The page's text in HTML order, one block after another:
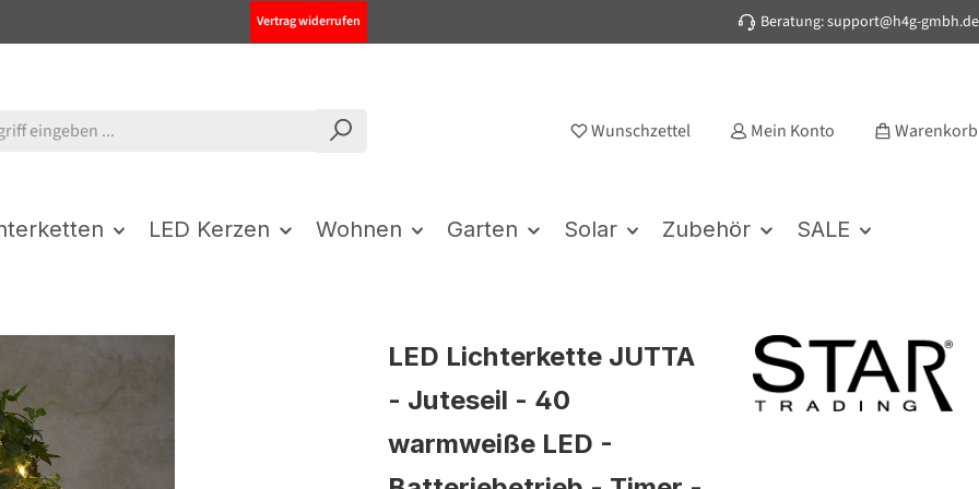
Vertrag widerrufen Beratung: support@h4g-gmbh.de
Wunschzettel Mein Konto Warenkorb
LED Kerzen Wohnen Garten Solar Zubehör SALE
LED Lichterkette JUTTA
- Juteseil - 40
warmweiße LED -